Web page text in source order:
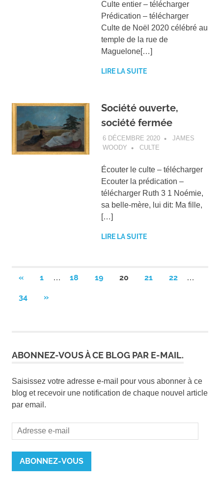
Culte entier – télécharger
Prédication – télécharger
Culte de Noël 2020 célébré au
temple de la rue de
Maguelone[…]
LIRE LA SUITE
Société ouverte,
société fermée
6 DÉCEMBRE 2020
JAMES
WOODY
CULTE
Écouter le culte – télécharger
Ecouter la prédication –
télécharger Ruth 3 1 Noémie,
sa belle-mère, lui dit: Ma fille,
[…]
LIRE LA SUITE
Pagination
des
«PREVIOUS
1 … 18 19 20 21 22 …
34
NEXT
»
ABONNEZ-VOUS À CE BLOG PAR E-MAIL.
Saisissez votre adresse e-mail pour vous abonner à ce
blog et recevoir une notification de chaque nouvel article
par email.
Adresse
e-
mail
ABONNEZ-VOUS